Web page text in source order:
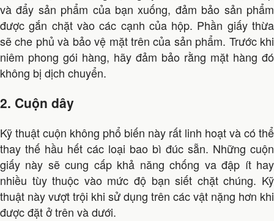
và đẩy sản phẩm của bạn xuống, đảm bảo sản phẩm
được gắn chặt vào các cạnh của hộp. Phần giấy thừa
sẽ che phủ và bảo vệ mặt trên của sản phẩm. Trước khi
niêm phong gói hàng, hãy đảm bảo rằng mặt hàng đó
không bị dịch chuyển.
2. Cuộn dây
Kỹ thuật cuộn không phổ biến này rất linh hoạt và có thể
thay thế hầu hết các loại bao bì đúc sẵn. Những cuộn
giấy này sẽ cung cấp khả năng chống va đập ít hay
nhiều tùy thuộc vào mức độ bạn siết chặt chúng. Kỹ
thuật này vượt trội khi sử dụng trên các vật nặng hơn khi
được đặt ở trên và dưới.